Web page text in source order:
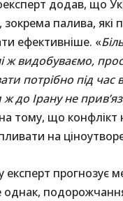
додав, що
зокрема палива, які
ефективніше. «
ж видобуваємо,
потрібно під час
до Ірану не
тому, що конфлікт
на
експерт прогнозує
однак,